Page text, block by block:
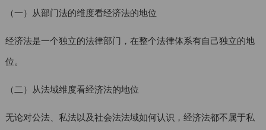
（一）从部门法的维度看经济法的地位
经济法是一个独立的法律部门，在整个法律体系有自己独立的地
位。
（二）从法域维度看经济法的地位
无论对公法、私法以及社会法法域如何认识，经济法都不属于私